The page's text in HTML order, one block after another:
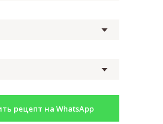
рецепт на WhatsApp